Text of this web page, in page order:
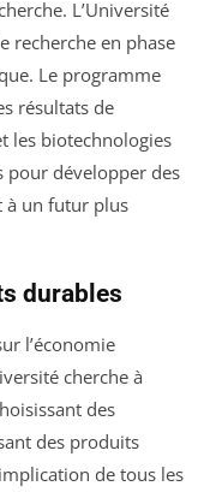
L’Université
recherche en phase
Le programme
résultats de
les biotechnologies
pour développer des
à un futur plus
durables
l’économie
cherche à
des
des produits
de tous les